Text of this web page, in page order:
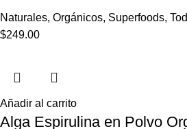
Naturales, Orgánicos, Superfoods,
$249.00
Añadir al carrito
Alga Espirulina en Polvo